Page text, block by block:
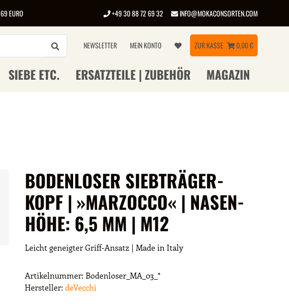
EURO +49 30 88 72 69 32 INFO@MOKACONSORTEN.COM
NEWSLETTER MEIN KONTO ZUR KASSE 0,00 €
SIEBE ETC. ERSATZTEILE | ZUBEHÖR MAGAZIN
BODENLOSER SIEBTRÄGER-
KOPF | »MARZOCCO« | NASEN-
HÖHE: 6,5 MM | M12
Leicht geneigter Griff-Ansatz | Made in Italy
Artikelnummer: Bodenloser_MA_03_*
Hersteller: deVecchi